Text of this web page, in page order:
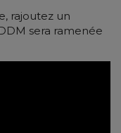
rajoutez un
sera ramenée